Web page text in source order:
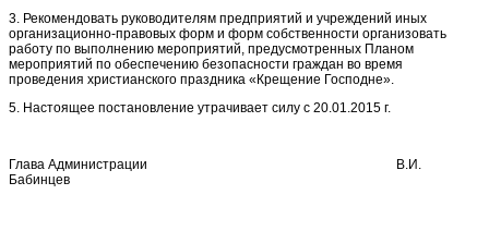
3. Рекомендовать руководителям предприятий и учреждений иных
организационно-правовых форм и форм собственности организовать
работу по выполнению мероприятий, предусмотренных Планом
мероприятий по обеспечению безопасности граждан во время
проведения христианского праздника «Крещение Господне».
5. Настоящее постановление утрачивает силу с 20.01.2015 г.
Глава Администрации В.И.
Бабинцев